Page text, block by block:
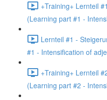
+Training+ Lernteil
(Learning part #1 -
Lernteil #1 -
#1 - Intensification of
+Training+ Lernteil
(Learning part #2 -